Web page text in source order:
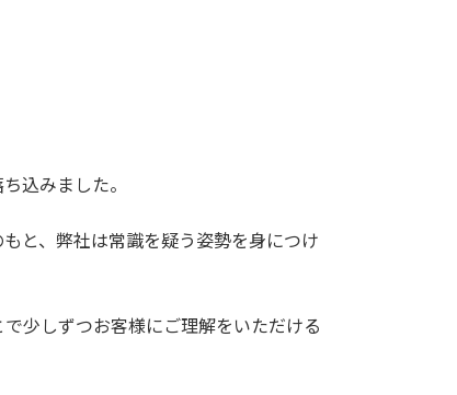
込みました。
と、弊社は常識を疑う姿勢を身につけ
少しずつお客様にご理解をいただける